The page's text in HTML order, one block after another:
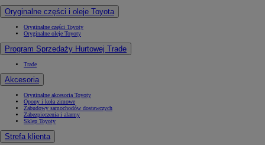
Oryginalne części i oleje Toyota
Oryginalne części Toyoty
Oryginalne oleje Toyoty
Program Sprzedaży Hurtowej Trade
Trade
Akcesoria
Oryginalne akcesoria Toyoty
Opony i koła zimowe
Zabudowy samochodów dostawczych
Zabezpieczenia i alarmy
Sklep Toyoty
Strefa klienta